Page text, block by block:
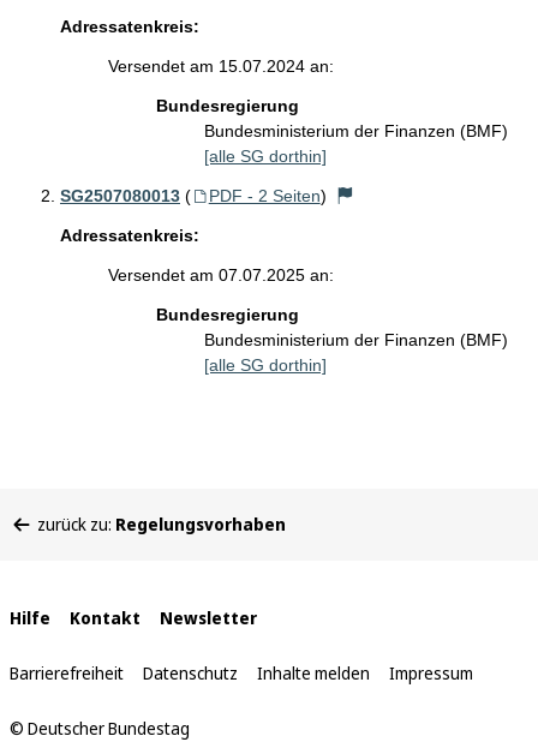
Adressatenkreis:
Versendet am 15.07.2024 an:
Bundesregierung
Bundesministerium der Finanzen (BMF)
[alle SG dorthin]
SG2507080013 ( PDF - 2 Seiten)
Adressatenkreis:
Versendet am 07.07.2025 an:
Bundesregierung
Bundesministerium der Finanzen (BMF)
[alle SG dorthin]
befinden
zurück zu: Regelungsvorhaben
Interne
Links
Hilfe Kontakt Newsletter
Barrierefreiheit Datenschutz Inhalte melden Impressum
© Deutscher Bundestag